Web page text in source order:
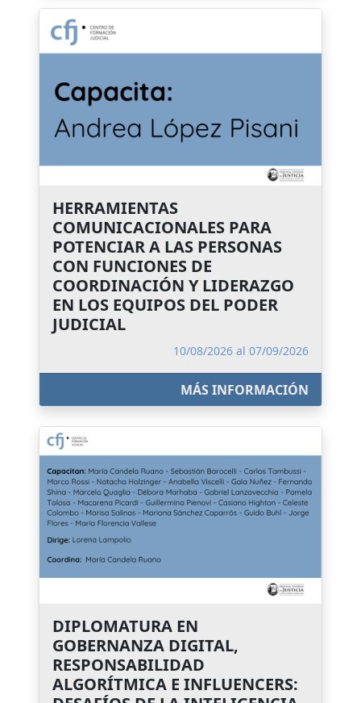
HERRAMIENTAS
COMUNICACIONALES PARA
POTENCIAR A LAS PERSONAS
CON FUNCIONES DE
COORDINACIÓN Y LIDERAZGO
EN LOS EQUIPOS DEL PODER
JUDICIAL
10/08/2026 al 07/09/2026
MÁS INFORMACIÓN
DIPLOMATURA EN
GOBERNANZA DIGITAL,
RESPONSABILIDAD
ALGORÍTMICA E INFLUENCERS: